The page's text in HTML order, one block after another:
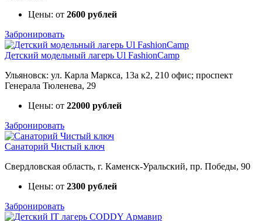
Цены: от 2600 рублей
Забронировать
Детский модельный лагерь Ul FashionCamp
Ульяновск: ул. Карла Маркса, 13а к2, 210 офис; проспект
Генерала Тюленева, 29
Цены: от 22000 рублей
Забронировать
Санаторий Чистый ключ
Свердловская область, г. Каменск-Уральский, пр. Победы, 90
Цены: от 2300 рублей
Забронировать